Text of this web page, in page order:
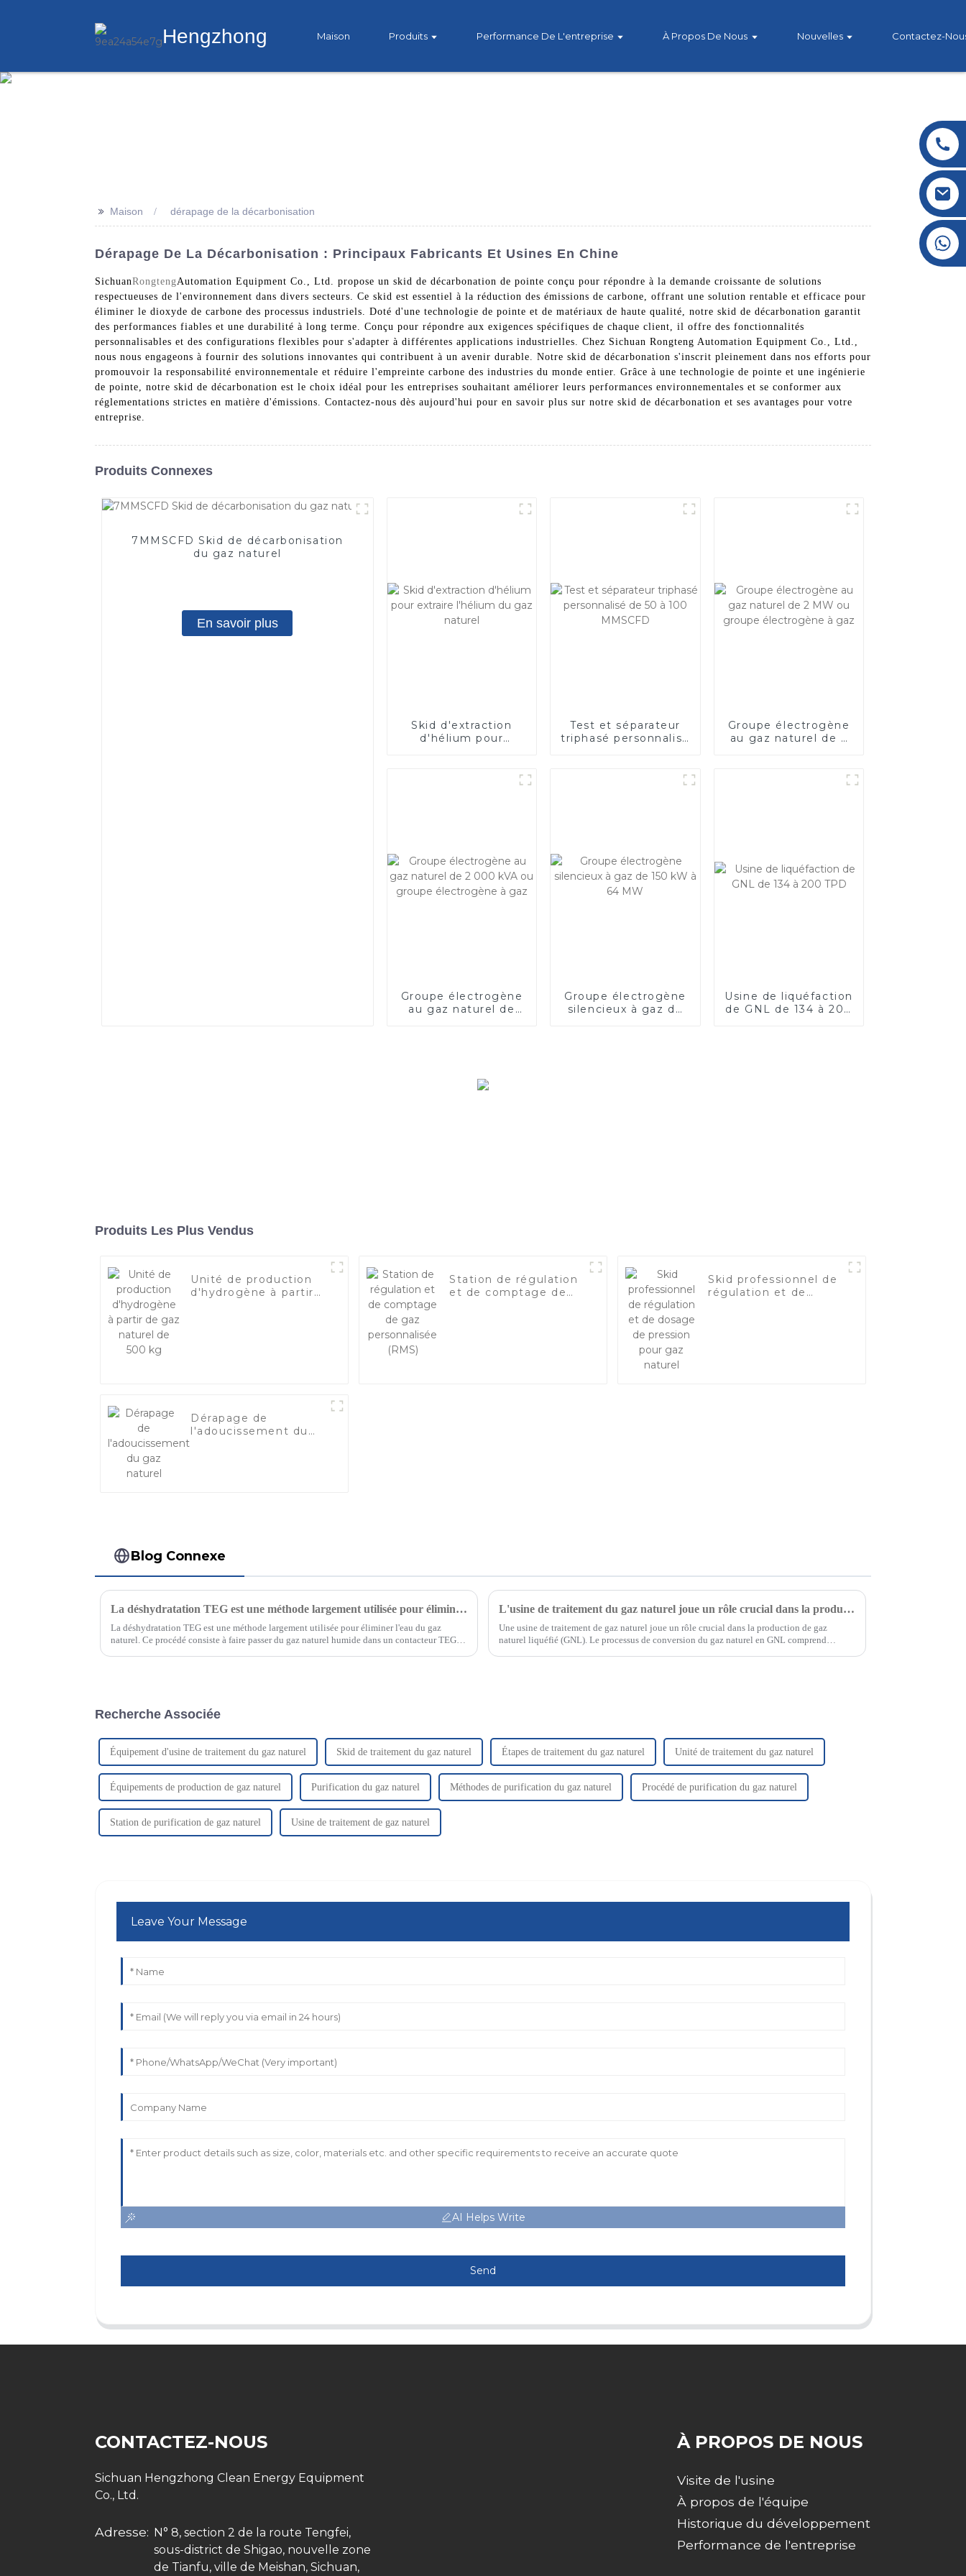
Hengzhong Maison Produits Performance De L'entreprise À Propos De Nous Nouvelles Contactez-
>> Maison dérapage de la décarbonisation
Dérapage De La Décarbonisation : Principaux Fabricants Et Usines En Chine
SichuanRongtengAutomation Equipment Co., Ltd. propose un skid de décarbonation de pointe conçu pour répondre à la demande croissante de solutions
respectueuses de l'environnement dans divers secteurs. Ce skid est essentiel à la réduction des émissions de carbone, offrant une solution rentable et efficace pour
éliminer le dioxyde de carbone des processus industriels. Doté d'une technologie de pointe et de matériaux de haute qualité, notre skid de décarbonation garantit
des performances fiables et une durabilité à long terme. Conçu pour répondre aux exigences spécifiques de chaque client, il offre des fonctionnalités
personnalisables et des configurations flexibles pour s'adapter à différentes applications industrielles. Chez Sichuan Rongteng Automation Equipment Co., Ltd.,
nous nous engageons à fournir des solutions innovantes qui contribuent à un avenir durable. Notre skid de décarbonation s'inscrit pleinement dans nos efforts pour
promouvoir la responsabilité environnementale et réduire l'empreinte carbone des industries du monde entier. Grâce à une technologie de pointe et une ingénierie
de pointe, notre skid de décarbonation est le choix idéal pour les entreprises souhaitant améliorer leurs performances environnementales et se conformer aux
réglementations strictes en matière d'émissions. Contactez-nous dès aujourd'hui pour en savoir plus sur notre skid de décarbonation et ses avantages pour votre
entreprise.
Produits Connexes
7MMSCFD Skid de décarbonisation
du gaz naturel
En savoir plus
Skid d'extraction
d'hélium pour
Test et séparateur
triphasé personnalisé
Groupe électrogène
au gaz naturel de 2
Groupe électrogène
au gaz naturel de
Groupe électrogène
silencieux à gaz de
Usine de liquéfaction
de GNL de 134 à 200
Produits Les Plus Vendus
Unité de production
d'hydrogène à partir
Station de régulation
et de comptage de
Skid professionnel de
régulation et de
Dérapage de
l'adoucissement du
Blog Connexe
La déshydratation TEG est une méthode largement utilisée pour éliminer l'eau du gaz naturel （1）
La déshydratation TEG est une méthode largement utilisée pour éliminer l'eau du gaz
naturel. Ce procédé consiste à faire passer du gaz naturel humide dans un contacteur TEG,
L'usine de traitement du gaz naturel joue un rôle crucial dans la production de gaz naturel liquéfié
Une usine de traitement de gaz naturel joue un rôle crucial dans la production de gaz
naturel liquéfié (GNL). Le processus de conversion du gaz naturel en GNL comprend
Recherche Associée
Équipement d'usine de traitement du gaz naturel Skid de traitement du gaz naturel Étapes de traitement du gaz naturel Unité de traitement du gaz naturel
Équipements de production de gaz naturel Purification du gaz naturel Méthodes de purification du gaz naturel Procédé de purification du gaz naturel
Station de purification de gaz naturel Usine de traitement de gaz naturel
Leave Your Message
AI Helps Write
Send
CONTACTEZ-NOUS
Sichuan Hengzhong Clean Energy Equipment
Co., Ltd.
Adresse: N° 8, section 2 de la route Tengfei,
sous-district de Shigao, nouvelle zone
de Tianfu, ville de Meishan, Sichuan,
À PROPOS DE NOUS
Visite de l'usine
À propos de l'équipe
Historique du développement
Performance de l'entreprise